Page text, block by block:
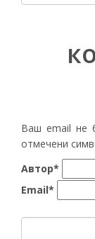
Ваш email не
отмечени
Автор*
Email*